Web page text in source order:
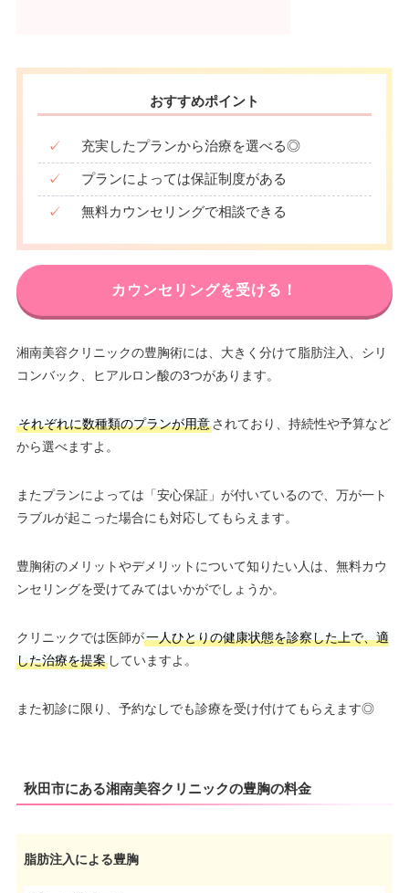
おすすめポイント
✓ 充実したプランから治療を選べる◎
✓ プランによっては保証制度がある
✓ 無料カウンセリングで相談できる
カウンセリングを受ける！
湘南美容クリニックの豊胸術には、大きく分けて脂肪注入、シリ
コンバック、ヒアルロン酸の3つがあります。
それぞれに数種類のプランが用意されており、持続性や予算など
から選べますよ。
またプランによっては「安心保証」が付いているので、万が一ト
ラブルが起こった場合にも対応してもらえます。
豊胸術のメリットやデメリットについて知りたい人は、無料カウ
ンセリングを受けてみてはいかがでしょうか。
クリニックでは医師が一人ひとりの健康状態を診察した上で、適
した治療を提案していますよ。
また初診に限り、予約なしでも診療を受け付けてもらえます◎
秋田市にある湘南美容クリニックの豊胸の料金
脂肪注入による豊胸